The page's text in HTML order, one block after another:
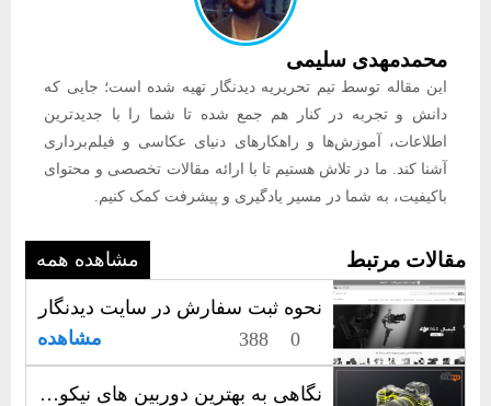
محمدمهدی سلیمی
این مقاله توسط تیم تحریریه دیدنگار تهیه شده است؛ جایی که
دانش و تجربه در کنار هم جمع شده تا شما را با جدیدترین
اطلاعات، آموزش‌ها و راهکارهای دنیای عکاسی و فیلم‌برداری
آشنا کند. ما در تلاش هستیم تا با ارائه مقالات تخصصی و محتوای
باکیفیت، به شما در مسیر یادگیری و پیشرفت کمک کنیم.
مقالات مرتبط مشاهده همه
نحوه ثبت سفارش در سایت دیدنگار
0
388 مشاهده
نگاهی به بهترین دوربین های نیکون | نهایت شفافیت، امضای نیکون